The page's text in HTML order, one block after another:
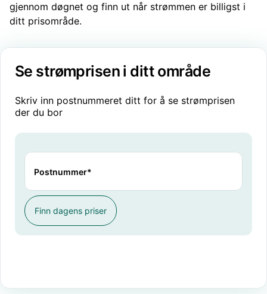
gjennom døgnet og finn ut når strømmen er billigst i
ditt prisområde.
Se strømprisen i ditt område
Skriv inn postnummeret ditt for å se strømprisen
der du bor
Postnummer*
Finn dagens priser